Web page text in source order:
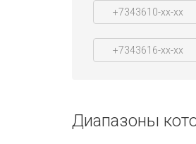
+7343610-xx-xx
+7343616-xx-xx
Диапазоны